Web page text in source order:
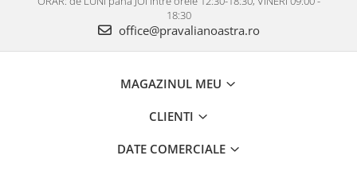
18:30
office@pravalianoastra.ro
MAGAZINUL MEU
CLIENTI
DATE COMERCIALE